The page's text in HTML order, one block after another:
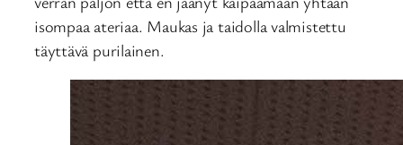
isompaa ateriaa. Maukas ja taidolla valmistettu
täyttävä purilainen.